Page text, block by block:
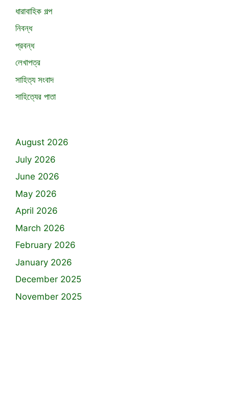
ধারাবাহিক গল্প
নিবন্ধ
প্রবন্ধ
লেখাপত্র
সাহিত্য সংবাদ
সাহিত্যের পাতা
August 2026
July 2026
June 2026
May 2026
April 2026
March 2026
February 2026
January 2026
December 2025
November 2025